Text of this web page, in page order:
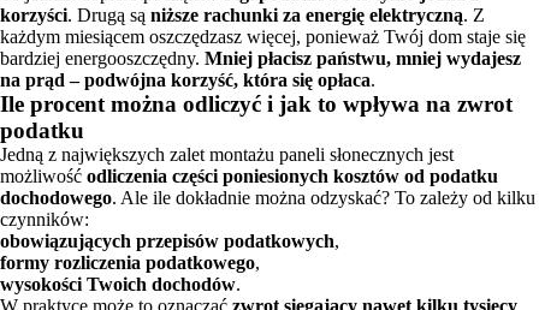
korzyści. Drugą są niższe rachunki za energię elektryczną. Z
każdym miesiącem oszczędzasz więcej, ponieważ Twój dom staje się
bardziej energooszczędny. Mniej płacisz państwu, mniej wydajesz
na prąd – podwójna korzyść, która się opłaca.
Ile procent można odliczyć i jak to wpływa na zwrot
podatku
Jedną z największych zalet montażu paneli słonecznych jest
możliwość odliczenia części poniesionych kosztów od podatku
dochodowego. Ale ile dokładnie można odzyskać? To zależy od kilku
czynników:
obowiązujących przepisów podatkowych,
formy rozliczenia podatkowego,
wysokości Twoich dochodów.
W praktyce może to oznaczać zwrot sięgający nawet kilku tysięcy